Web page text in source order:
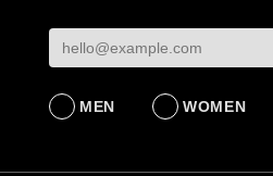
HD 被災経緯を書面で
発表
BUSINESS
に貴重
MEN WOMEN